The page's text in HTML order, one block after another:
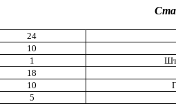
24
10
1
18
10
5